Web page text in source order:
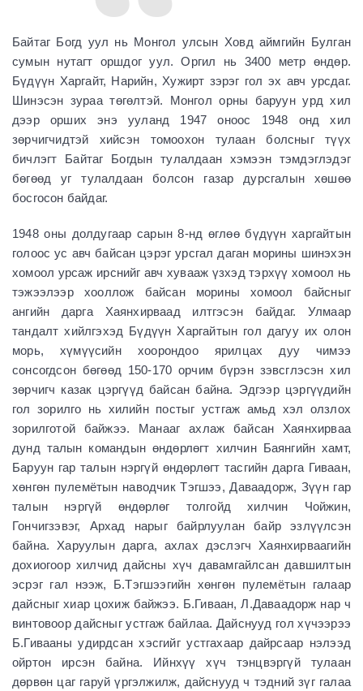
Байтаг Богд уул нь Монгол улсын Ховд аймгийн Булган
сумын нутагт оршдог уул. Оргил нь 3400 метр өндөр.
Бүдүүн Харгайт, Нарийн, Хужирт зэрэг гол эх авч урсдаг.
Шинэсэн зураа төгөлтэй. Монгол орны баруун урд хил
дээр орших энэ ууланд 1947 оноос 1948 онд хил
зөрчигчидтэй хийсэн томоохон тулаан болсныг түүх
бичлэгт Байтаг Богдын тулалдаан хэмээн тэмдэглэдэг
бөгөөд уг тулалдаан болсон газар дурсгалын хөшөө
босгосон байдаг.
1948 оны долдугаар сарын 8-нд өглөө бүдүүн харгайтын
голоос ус авч байсан цэрэг урсгал даган морины шинэхэн
хомоол урсаж ирснийг авч хувааж үзхэд тэрхүү хомоол нь
тэжээлээр хооллож байсан морины хомоол байсныг
ангийн дарга Хаянхирваад илтгэсэн байдаг. Улмаар
тандалт хийлгэхэд Бүдүүн Харгайтын гол дагуу их олон
морь, хүмүүсийн хоорондоо ярилцах дуу чимээ
сонсогдсон бөгөөд 150-170 орчим бүрэн зэвсглэсэн хил
зөрчигч казак цэргүүд байсан байна. Эдгээр цэргүүдийн
гол зорилго нь хилийн постыг устгаж амьд хэл олзлох
зорилготой байжээ. Манааг ахлаж байсан Хаянхирваа
дунд талын командын өндөрлөгт хилчин Баянгийн хамт,
Баруун гар талын нэргүй өндөрлөгт тасгийн дарга Гиваан,
хөнгөн пулемётын наводчик Tэгшээ, Даваадорж, Зүүн гар
талын нэргүй өндөрлөг толгойд хилчин Чойжин,
Гончигзэвэг, Архад нарыг байрлуулан байр эзлүүлсэн
байна. Харуулын дарга, ахлах дэслэгч Хаянхирваагийн
дохиогоор хилчид дайсны хүч давамгайлсан давшилтын
эсрэг гал нээж, Б.Тэгшээгийн хөнгөн пулемётын галаар
дайсныг хиар цохиж байжээ. Б.Гиваан, Л.Даваадорж нар ч
винтовоор дайсныг устгаж байлаа. Дайснууд гол хүчээрээ
Б.Гивааны удирдсан хэсгийг устгахаар дайрсаар нэлээд
ойртон ирсэн байна. Ийнхүү хүч тэнцвэргүй тулаан
дөрвөн цаг гаруй үргэлжилж, дайснууд ч тэдний зүг галаа